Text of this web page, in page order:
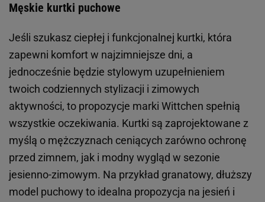
Męskie kurtki puchowe
Jeśli szukasz ciepłej i funkcjonalnej kurtki, która
zapewni komfort w najzimniejsze dni, a
jednocześnie będzie stylowym uzupełnieniem
twoich codziennych stylizacji i zimowych
aktywności, to propozycje marki Wittchen spełnią
wszystkie oczekiwania. Kurtki są zaprojektowane z
myślą o mężczyznach ceniących zarówno ochronę
przed zimnem, jak i modny wygląd w sezonie
jesienno-zimowym. Na przykład granatowy, dłuższy
model puchowy to idealna propozycja na jesień i